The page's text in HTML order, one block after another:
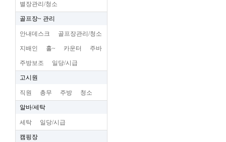
별장관리/청소
골프장~ 관리
안내데스크 골프장관리/청소
지배인 홀~ 카운터 주바
주방보조 일당/시급
고시원
직원 총무 주방 청소
알바/세탁
세탁 일당/시급
캠핑장